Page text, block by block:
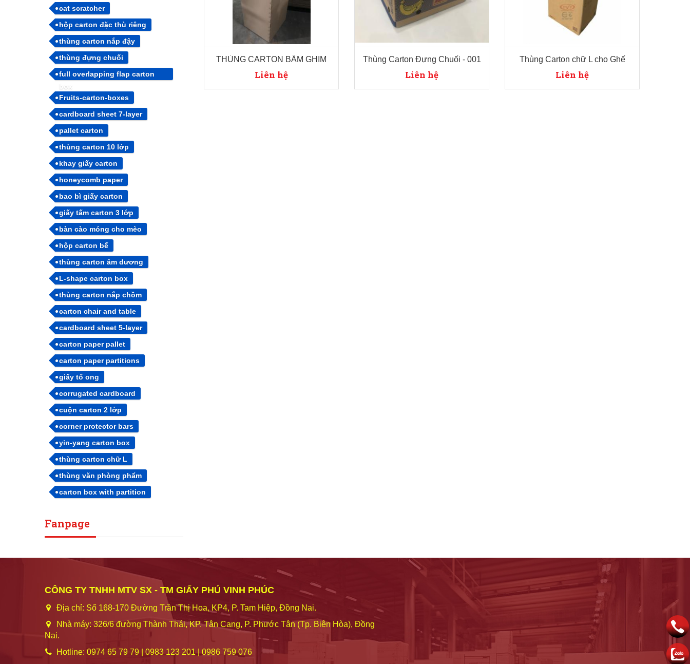
THÙNG CARTON BẤM GHIM
Liên hệ
Thùng Carton Đựng Chuối - 001
Liên hệ
Thùng Carton chữ L cho Ghế
Liên hệ
cat scratcher
hộp carton đặc thù riêng
thùng carton nắp đậy
thùng đựng chuối
full overlapping flap carton
box
Fruits-carton-boxes
cardboard sheet 7-layer
pallet carton
thùng carton 10 lớp
khay giấy carton
honeycomb paper
bao bì giấy carton
giấy tấm carton 3 lớp
bàn cào móng cho mèo
hộp carton bế
thùng carton âm dương
L-shape carton box
thùng carton nắp chồm
carton chair and table
cardboard sheet 5-layer
carton paper pallet
carton paper partitions
giấy tổ ong
corrugated cardboard
cuộn carton 2 lớp
corner protector bars
yin-yang carton box
thùng carton chữ L
thùng văn phòng phẩm
carton box with partition
Fanpage
CÔNG TY TNHH MTV SX - TM GIẤY PHÚ VINH PHÚC
Địa chỉ: Số 168-170 Đường Trần Thị Hoa, KP4, P. Tam Hiệp, Đồng Nai.
Nhà máy: 326/6 đường Thành Thái, KP. Tân Cang, P. Phước Tân (Tp. Biên Hòa), Đồng
Nai.
Hotline: 0974 65 79 79 | 0983 123 201 | 0986 759 076